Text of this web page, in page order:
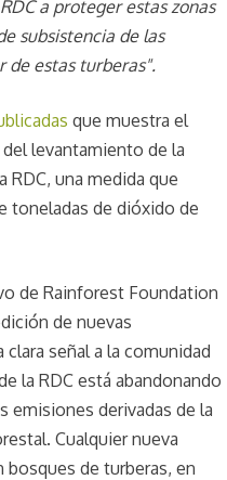
a proteger estas zonas
subsistencia de las
de estas turberas".
que muestra el
levantamiento de la
RDC, una medida que
toneladas de dióxido de
de Rainforest Foundation
de nuevas
señal a la comunidad
la RDC está abandonando
emisiones derivadas de la
Cualquier nueva
bosques de turberas, en